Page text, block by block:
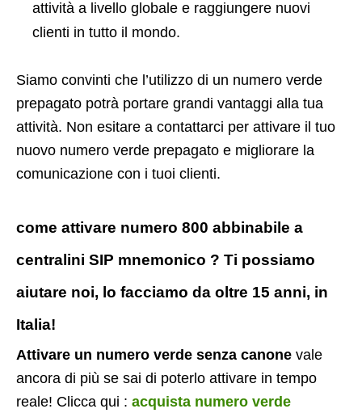
attività a livello globale e raggiungere nuovi
clienti in tutto il mondo.
Siamo convinti che l’utilizzo di un numero verde
prepagato potrà portare grandi vantaggi alla tua
attività. Non esitare a contattarci per attivare il tuo
nuovo numero verde prepagato e migliorare la
comunicazione con i tuoi clienti.
come attivare numero 800 abbinabile a
centralini SIP mnemonico ? Ti possiamo
aiutare noi, lo facciamo da oltre 15 anni, in
Italia!
Attivare un numero verde senza canone vale
ancora di più se sai di poterlo attivare in tempo
reale! Clicca qui : acquista numero verde